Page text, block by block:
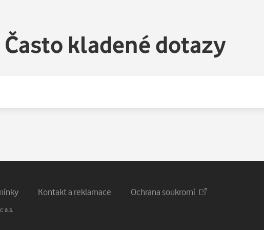
Často kladené dotazy
Kontakt a reklamace Ochrana soukromí
a.s.